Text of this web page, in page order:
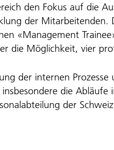
den Fokus auf die
der Mitarbeitenden.
«Management
die Möglichkeit, vier
der internen
die Abläufe
der